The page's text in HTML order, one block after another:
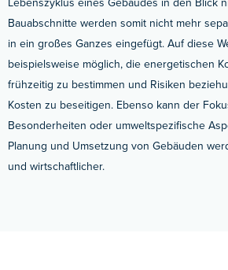
Bauabschnitte werden somit nicht mehr
in ein großes Ganzes eingefügt. Auf diese
beispielsweise möglich, die energetischen
frühzeitig zu bestimmen und Risiken
Kosten zu beseitigen. Ebenso kann der
Besonderheiten oder umweltspezifische
Planung und Umsetzung von Gebäuden
und wirtschaftlicher.